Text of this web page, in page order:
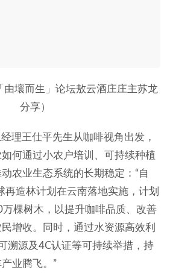
由壤而生」论坛敖云酒庄庄主苏龙
分享）
理王仕平先生从咖啡视角出发，
何通过小农户培训、可持续种植
农业生态系统的长期稳定：“自
再造林计划在云南落地实施，计划
棵树木，以提升咖啡品质、改善
增收。同时，通过水资源高效利
溯源及4C认证等可持续举措，持
业腾飞。”